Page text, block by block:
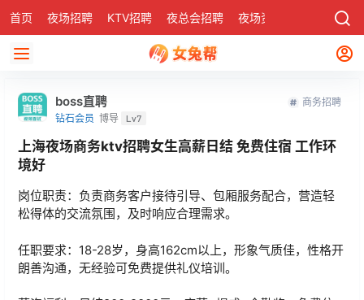
首页 夜场招聘 KTV招聘 夜总会招聘 夜场资讯 社区
boss直聘
钻石会员 博导 Lv7
商务招聘
上海夜场商务ktv招聘女生高薪日结 免费住宿 工作环
境好
岗位职责：负责商务客户接待引导、包厢服务配合，营造轻
松得体的交流氛围，及时响应合理需求。
任职要求：18-28岁，身高162cm以上，形象气质佳，性格开
朗善沟通，无经验可免费提供礼仪培训。